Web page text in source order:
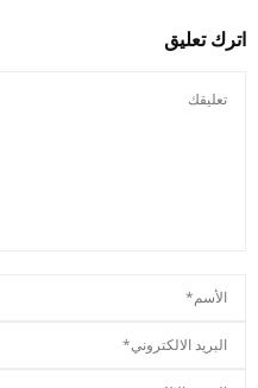
اترك تعليق